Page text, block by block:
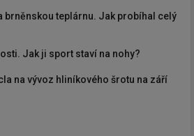
teplárnu. Jak probíhal celý
Jak ji sport staví na nohy?
na vývoz hliníkového šrotu na září